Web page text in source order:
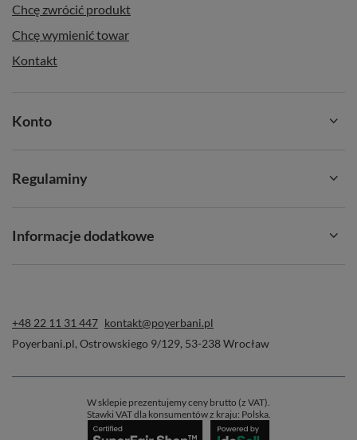
Chcę zwrócić produkt
Chcę wymienić towar
Kontakt
Konto
Regulaminy
Informacje dodatkowe
+48 22 11 31 447 kontakt@poyerbani.pl
Poyerbani.pl, Ostrowskiego 9/129, 53-238Wrocław
W sklepie prezentujemy ceny brutto (z VAT).
Stawki VAT dla konsumentów z kraju: Polska.